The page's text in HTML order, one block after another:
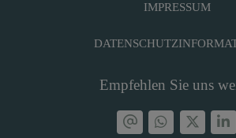
IMPRESSUM
Empfehlen Sie uns